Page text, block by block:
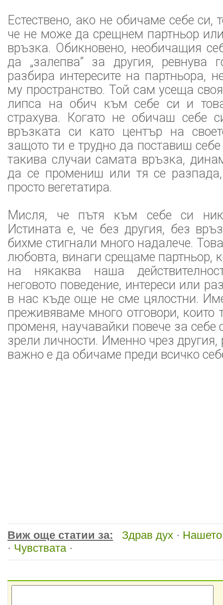
Естествено, ако не обичаме себе си,
че не може да срещнем партньор
връзка. Обикновено, необичащия
да „залепва” за другия, ревнува
разбира интересите на партньора,
му пространство. Той сам усеща
липса на обич към себе си и
страхува. Когато не обичаш себе
връзката си като център на
защото ти е трудно да поставиш
такива случаи самата връзка,
да се промениш или тя се
просто вегетатира.
Мисля, че пътя към себе си
Истината е, че без другия, без
бихме стигнали много надалече.
любовта, винаги срещаме партньор,
на някаква наша
неговото поведение, интереси или
в нас къде още не сме цялостни.
преживяваме много отговори, които
променя, научавайки повече за себе
зрели личности. Именно чрез
важно е да обичаме преди всичко
Виж още статии за: Здрав дух ·
· Чувствата·